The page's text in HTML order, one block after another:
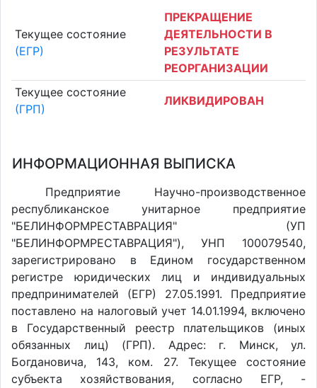
Текущее состояние
(ЕГР)
ПРЕКРАЩЕНИЕ
ДЕЯТЕЛЬНОСТИ В
РЕЗУЛЬТАТЕ
РЕОРГАНИЗАЦИИ
Текущее состояние
(ГРП)
ЛИКВИДИРОВАН
ИНФОРМАЦИОННАЯ ВЫПИСКА
Предприятие Научно-производственное
республиканское унитарное предприятие
"БЕЛИНФОРМРЕСТАВРАЦИЯ" (УП
"БЕЛИНФОРМРЕСТАВРАЦИЯ"), УНП 100079540,
зарегистрировано в Едином государственном
регистре юридических лиц и индивидуальных
предпринимателей (ЕГР) 27.05.1991. Предприятие
поставлено на налоговый учет 14.01.1994, включено
в Государственный реестр плательщиков (иных
обязанных лиц) (ГРП). Адрес: г. Минск, ул.
Богдановича, 143, ком. 27. Текущее состояние
субъекта хозяйствования, согласно ЕГР, -